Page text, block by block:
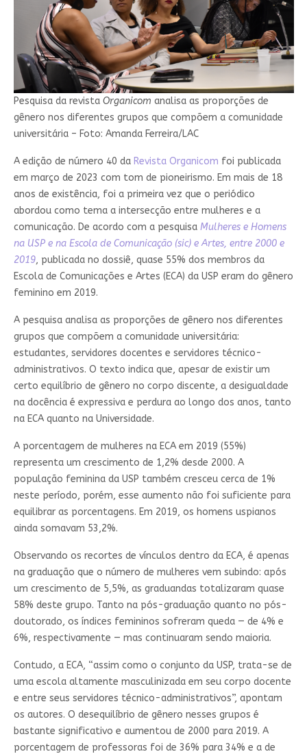
Pesquisa da revista Organicom analisa as proporções de
gênero nos diferentes grupos que compõem a comunidade
universitária – Foto: Amanda Ferreira/LAC
A edição de número 40 da Revista Organicom foi publicada
em março de 2023 com tom de pioneirismo. Em mais de 18
anos de existência, foi a primeira vez que o periódico
abordou como tema a intersecção entre mulheres e a
comunicação. De acordo com a pesquisa Mulheres e Homens
na USP e na Escola de Comunicação (sic) e Artes, entre 2000 e
2019, publicada no dossiê, quase 55% dos membros da
Escola de Comunicações e Artes (ECA) da USP eram do gênero
feminino em 2019.
A pesquisa analisa as proporções de gênero nos diferentes
grupos que compõem a comunidade universitária:
estudantes, servidores docentes e servidores técnico-
administrativos. O texto indica que, apesar de existir um
certo equilíbrio de gênero no corpo discente, a desigualdade
na docência é expressiva e perdura ao longo dos anos, tanto
na ECA quanto na Universidade.
A porcentagem de mulheres na ECA em 2019 (55%)
representa um crescimento de 1,2% desde 2000. A
população feminina da USP também cresceu cerca de 1%
neste período, porém, esse aumento não foi suficiente para
equilibrar as porcentagens. Em 2019, os homens uspianos
ainda somavam 53,2%.
Observando os recortes de vínculos dentro da ECA, é apenas
na graduação que o número de mulheres vem subindo: após
um crescimento de 5,5%, as graduandas totalizaram quase
58% deste grupo. Tanto na pós-graduação quanto no pós-
doutorado, os índices femininos sofreram queda — de 4% e
6%, respectivamente — mas continuaram sendo maioria.
Contudo, a ECA, “assim como o conjunto da USP, trata-se de
uma escola altamente masculinizada em seu corpo docente
e entre seus servidores técnico-administrativos”, apontam
os autores. O desequilíbrio de gênero nesses grupos é
bastante significativo e aumentou de 2000 para 2019. A
porcentagem de professoras foi de 36% para 34% e a de